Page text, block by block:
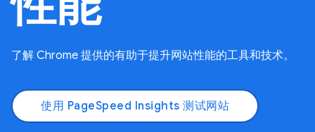
了解 Chrome 提供的有助于提升网站性能的工具和技术。
使用 PageSpeed Insights 测试网站